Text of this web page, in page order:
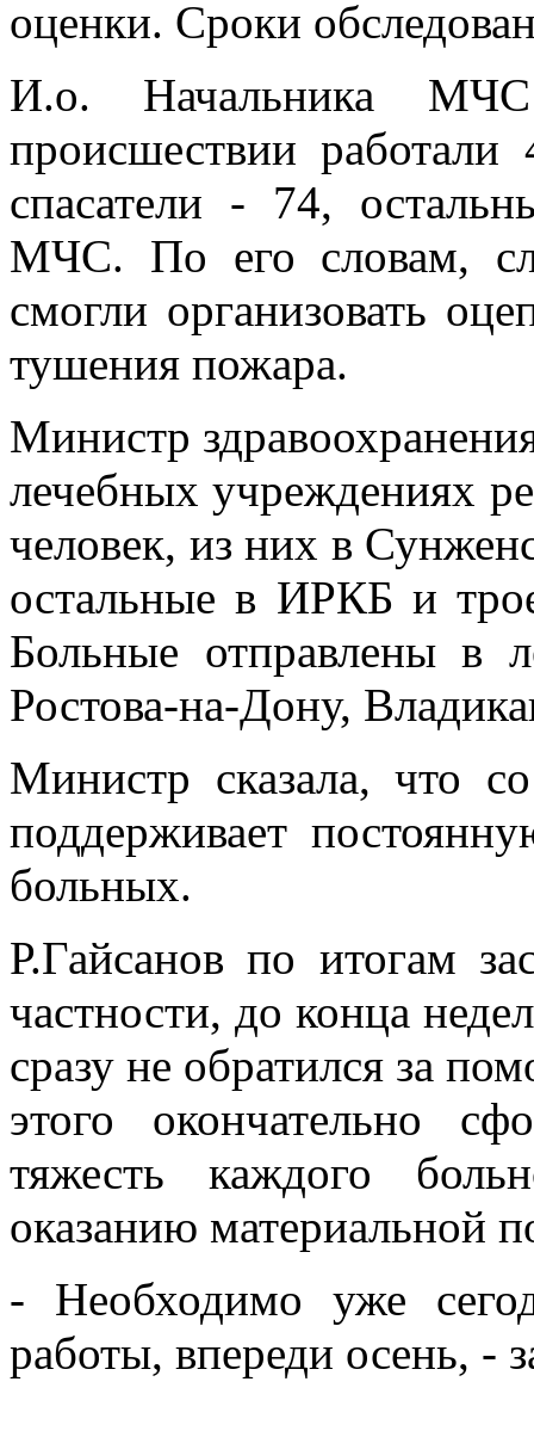
оценки. Сроки
И.о. Начальника
происшествии
спасатели - 74,
МЧС. По его словам,
смогли организовать
тушения пожара.
Министр
лечебных учреждениях
человек, из них в
остальные в ИРКБ и
Больные отправлены в
Ростова-на-Дону,
Министр сказала, что
поддерживает
больных.
Р.Гайсанов по итогам
частности, до конца
сразу не обратился за
этого окончательно
тяжесть каждого
оказанию материальной
- Необходимо уже
работы, впереди осень, -